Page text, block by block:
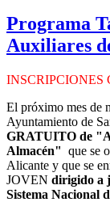
Programa
Auxiliares
INSCRIPCIONES
El próximo mes de
Ayuntamiento de
GRATUITO de
Almacén" que se
Alicante y que se
JOVEN dirigido a
Sistema Nacional